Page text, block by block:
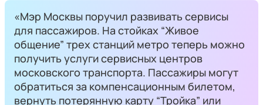
«Мэр Москвы поручил развивать сервисы
для пассажиров. На стойках “Живое
общение” трех станций метро теперь можно
получить услуги сервисных центров
московского транспорта. Пассажиры могут
обратиться за компенсационным билетом,
вернуть потерянную карту “Тройка” или